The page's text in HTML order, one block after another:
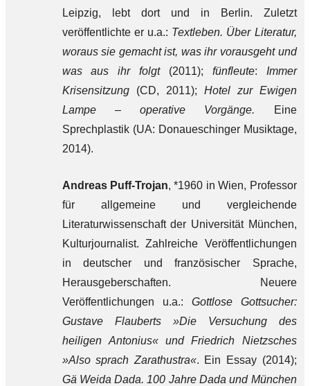
Leipzig, lebt dort und in Berlin. Zuletzt
veröffentlichte er u.a.: Textleben. Über Literatur,
woraus sie gemacht ist, was ihr vorausgeht und
was aus ihr folgt (2011); fünfleute: Immer
Krisensitzung(CD, 2011); Hotel zur Ewigen
Lampe – operative Vorgänge.
Eine
Sprechplastik (UA: Donaueschinger Musiktage,
2014).
Andreas Puff-Trojan, *1960 in Wien, Professor
für allgemeine und vergleichende
Literaturwissenschaft der Universität München,
Kulturjournalist. Zahlreiche Veröffentlichungen
in deutscher und französischer Sprache,
Herausgeberschaften. Neuere
Veröffentlichungen u.a.: Gottlose Gottsucher:
Gustave Flauberts »Die Versuchung des
heiligen Antonius« und Friedrich Nietzsches
»Also sprach Zarathustra«. Ein Essay (2014);
Gä Weida Dada. 100 Jahre Dada und München